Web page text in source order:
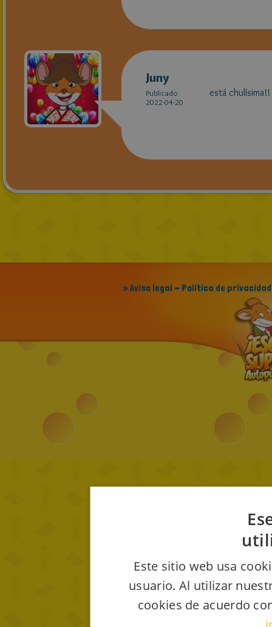
Juny
Publicado
2022-04-20
está chulísima!!
» Aviso legal - Política de privacidad
Este sitio web usa
usuario. Al utilizar
cookies de acuerdo